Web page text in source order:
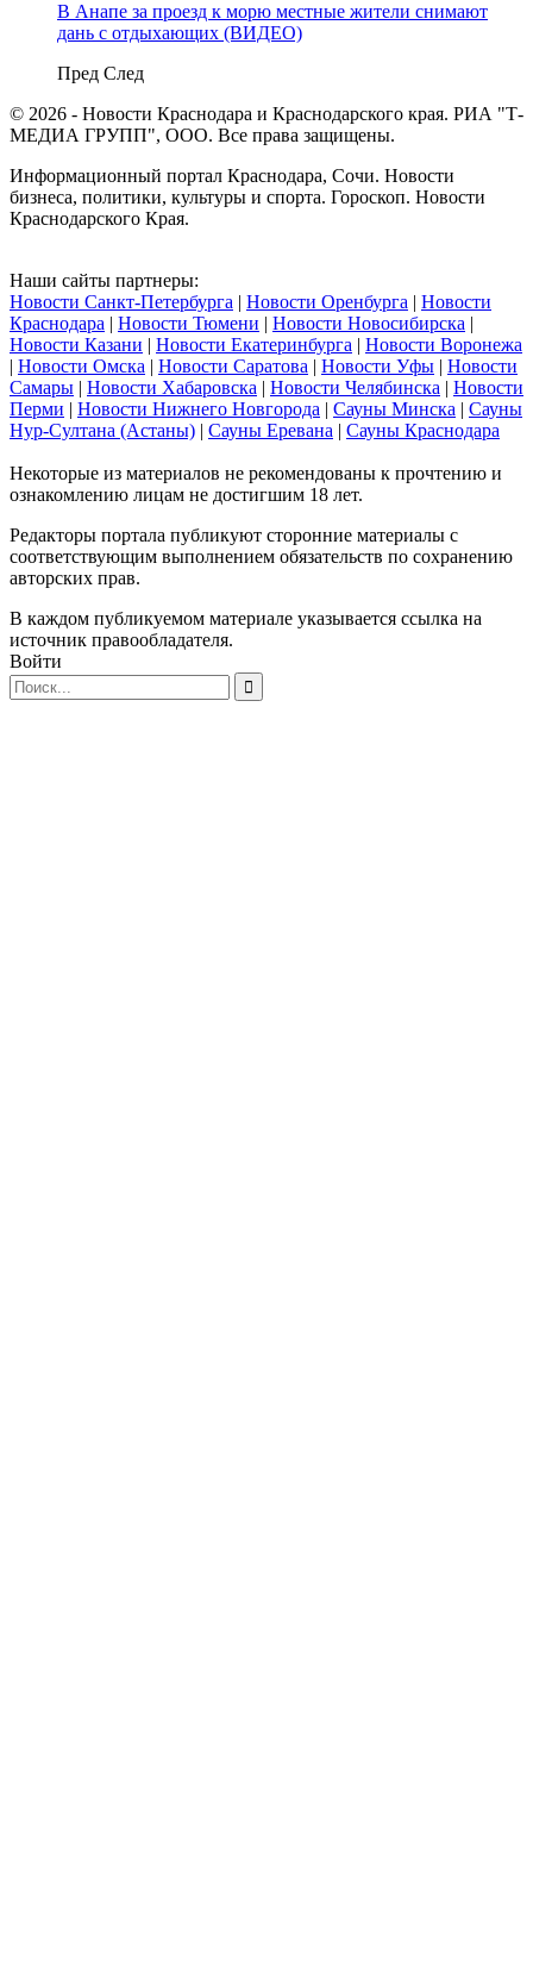
В Анапе за проезд к морю местные жители снимают
дань с отдыхающих (ВИДЕО)
Пред След
© 2026 - Новости Краснодара и Краснодарского края. РИА "Т-
МЕДИА ГРУПП", ООО. Все права защищены.
Информационный портал Краснодара, Сочи. Новости
бизнеса, политики, культуры и спорта. Гороскоп. Новости
Краснодарского Края.
Наши сайты партнеры:
Новости Санкт-Петербурга | Новости Оренбурга | Новости
Краснодара | Новости Тюмени | Новости Новосибирска |
Новости Казани | Новости Екатеринбурга | Новости Воронежа
| Новости Омска | Новости Саратова | Новости Уфы | Новости
Самары | Новости Хабаровска | Новости Челябинска | Новости
Перми | Новости Нижнего Новгорода | Сауны Минска | Сауны
Нур-Султана (Астаны) | Сауны Еревана | Сауны Краснодара
Некоторые из материалов не рекомендованы к прочтению и
ознакомлению лицам не достигшим 18 лет.
Редакторы портала публикуют сторонние материалы с
соответствующим выполнением обязательств по сохранению
авторских прав.
В каждом публикуемом материале указывается ссылка на
источник правообладателя.
Войти